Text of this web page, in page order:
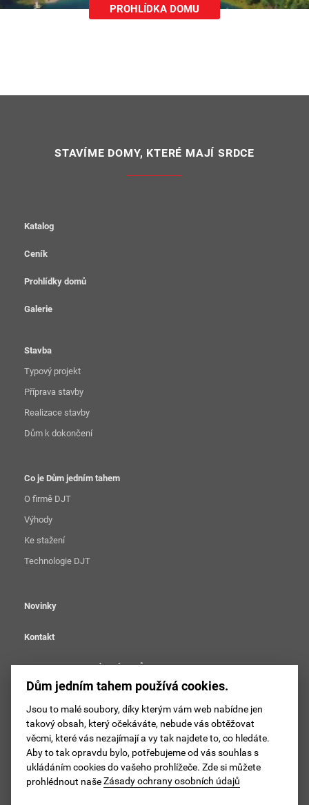
PROHLÍDKA DOMU
STAVÍME DOMY, KTERÉ MAJÍ SRDCE
Katalog
Ceník
Prohlídky domů
Galerie
Stavba
Typový projekt
Příprava stavby
Realizace stavby
Dům k dokončení
Co je Dům jedním tahem
O firmě DJT
Výhody
Ke stažení
Technologie DJT
Novinky
Kontakt
OCHRANA OSOBNÍCH ÚDAJŮ
Nastavení cookies
Sledujte DJT na facebooku
Sledujte DJT na instagramu
Dům jedním tahem používá cookies.
Jsou to malé soubory, díky kterým vám web nabídne jen
takový obsah, který očekáváte, nebude vás obtěžovat
věcmi, které vás nezajímají a vy tak najdete to, co hledáte.
Aby to tak opravdu bylo, potřebujeme od vás souhlas s
ukládáním cookies do vašeho prohlížeče. Zde si můžete
prohlédnout našeZásady ochrany osobních údajů